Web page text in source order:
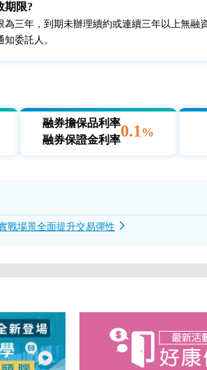
期限?
為三年，到期未辦理續約或連續三年以上無融
委託人。
融券擔保品利率
融券保證金利率0.1%
戰場景全面提升交易彈性